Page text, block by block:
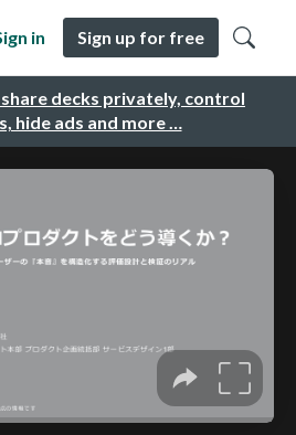
decks privately, control
hide ads and more …
in Sign up for free